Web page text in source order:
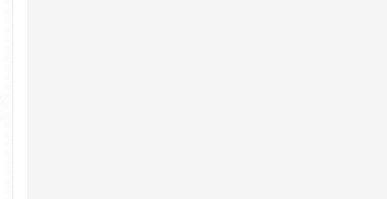
Росія атакувала Суми КАБами:
торговельний центр, будинки,